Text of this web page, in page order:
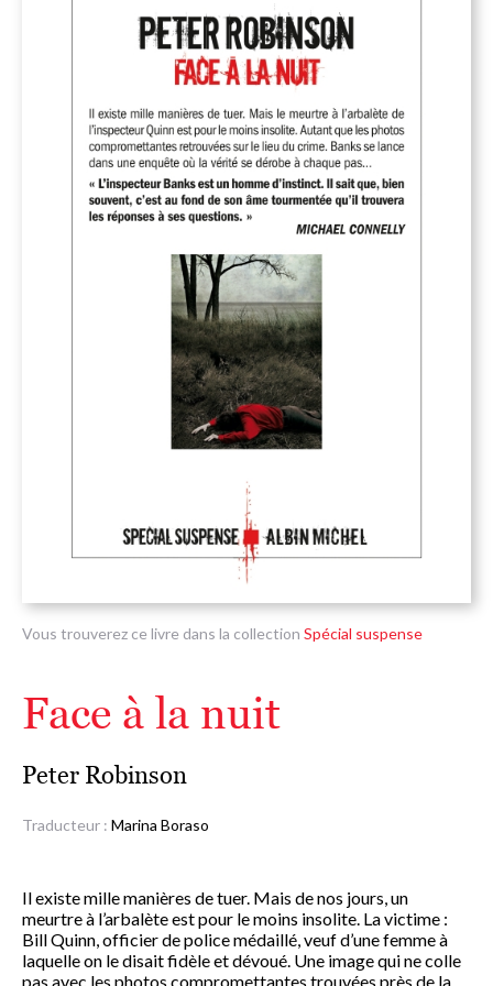
Vous trouverez ce livre dans la collection Spécial suspense
Face à la nuit
Peter Robinson
Traducteur : Marina Boraso
Il existe mille manières de tuer. Mais de nos jours, un
meurtre à l’arbalète est pour le moins insolite. La victime :
Bill Quinn, officier de police médaillé, veuf d’une femme à
laquelle on le disait fidèle et dévoué. Une image qui ne colle
pas avec les photos compromettantes trouvées près de la